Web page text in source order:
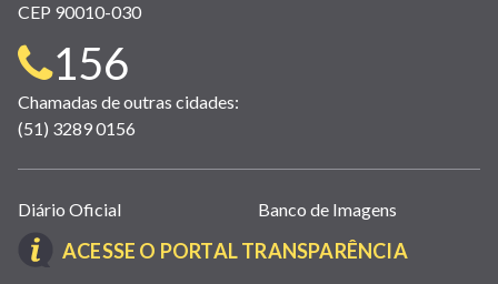
CEP 90010-030
Telefone
para
contato:
156
Chamadas de outras cidades:
(51) 3289 0156
Links
úteis
(abrem
Diário Oficial Banco de Imagens
ACESSE O PORTAL TRANSPARÊNCIA(LINK